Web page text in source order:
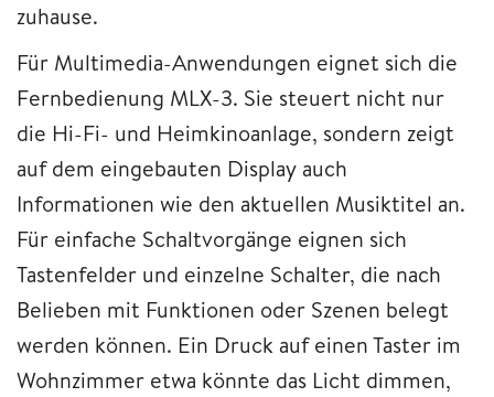
zuhause.
Für Multimedia-Anwendungen eignet sich die
Fernbedienung MLX-3. Sie steuert nicht nur
die Hi-Fi- und Heimkinoanlage, sondern zeigt
auf dem eingebauten Display auch
Informationen wie den aktuellen Musiktitel an.
Für einfache Schaltvorgänge eignen sich
Tastenfelder und einzelne Schalter, die nach
Belieben mit Funktionen oder Szenen belegt
werden können. Ein Druck auf einen Taster im
Wohnzimmer etwa könnte das Licht dimmen,